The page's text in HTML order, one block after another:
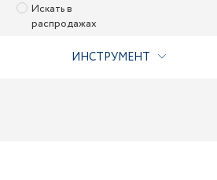
Искать в
распродажах
ИНСТРУМЕНТ